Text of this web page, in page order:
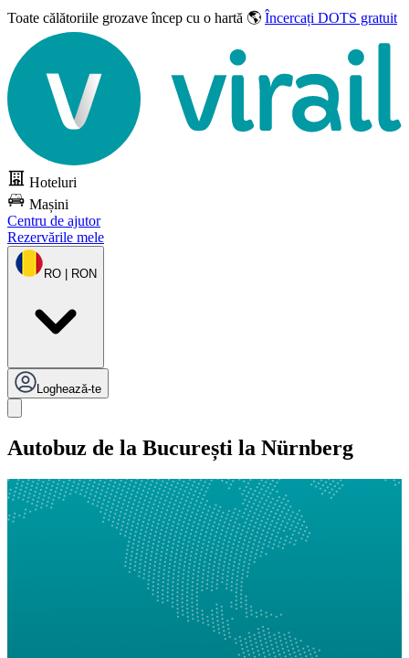
Toate călătoriile grozaveîncep cu o hartă 🌎 Încercați DOTS gratuit
Hoteluri
Mașini
Centru de ajutor
Rezervările mele
RO | RON
Loghează-te
Autobuz de la București la Nürnberg